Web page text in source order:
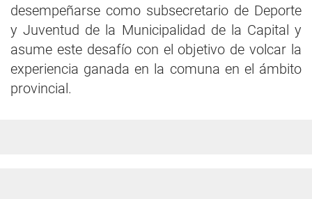
desempeñarse como subsecretario de Deporte
y Juventud de la Municipalidad de la Capital y
asume este desafío con el objetivo de volcar la
experiencia ganada en la comuna en el ámbito
provincial.